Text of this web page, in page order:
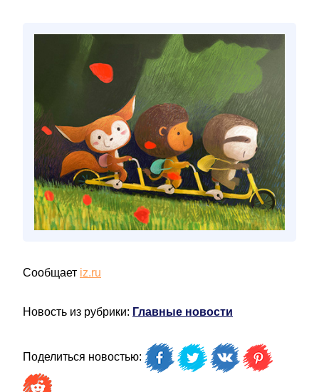
Сообщает iz.ru
Новость из рубрики: Главные новости
Поделиться новостью: